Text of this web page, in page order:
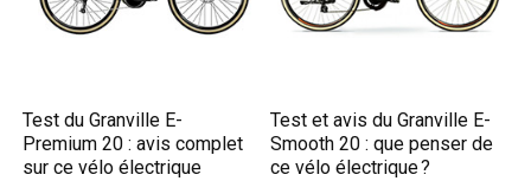
Test du Granville E-
Premium 20 : avis complet
sur ce vélo électrique
Test et avis du Granville E-
Smooth 20 : que penser de
ce vélo électrique ?